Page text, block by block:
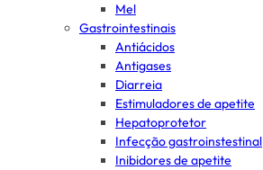
Mel
Gastrointestinais
Antiácidos
Antigases
Diarreia
Estimuladores de apetite
Hepatoprotetor
Infecção gastroinstestinal
Inibidores de apetite